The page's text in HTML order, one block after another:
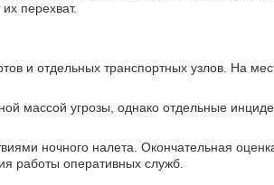
перехват.
и отдельных транспортных узлов. На
массой угрозы, однако отдельные
ночного налета. Окончательная
работы оперативных служб.